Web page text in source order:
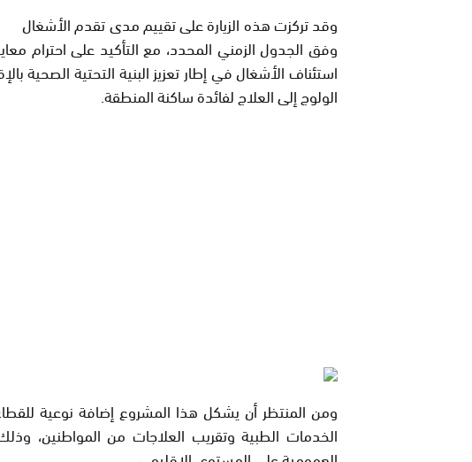
وقد تركزت هذه الزيارة على تقييم مدى تقدم الأشغال
وفق الجدول الزمني المحدد، مع التأكيد على احترام
استئناف الأشغال في إطار تعزيز البنية التحتية
الولوج إلى العلاج لفائدة ساكنة المنطقة.
ومن المنتظر أن يشكل هذا المشروع إضافة نوعية
الخدمات الطبية وتقريب العلاجات من المواطنين،